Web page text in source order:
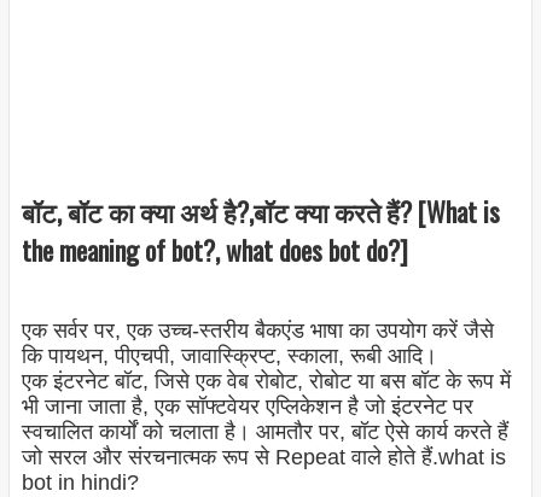
बॉट, बॉट का क्या अर्थ है?,बॉट क्या करते हैं? [What is
the meaning of bot?, what does bot do?]
एक सर्वर पर, एक उच्च-स्तरीय बैकएंड भाषा का उपयोग करें जैसे
कि पायथन, पीएचपी, जावास्क्रिप्ट, स्काला, रूबी आदि।
एक इंटरनेट बॉट, जिसे एक वेब रोबोट, रोबोट या बस बॉट के रूप में
भी जाना जाता है, एक सॉफ्टवेयर एप्लिकेशन है जो इंटरनेट पर
स्वचालित कार्यों को चलाता है। आमतौर पर, बॉट ऐसे कार्य करते हैं
जो सरल और संरचनात्मक रूप से Repeat वाले होते हैं.what is
bot in hindi?